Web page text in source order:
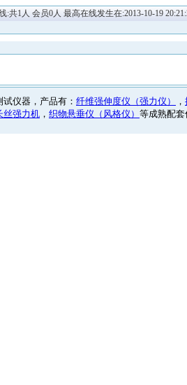
:共1人 会员0人 最高在线发生在:2013-10-19